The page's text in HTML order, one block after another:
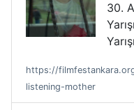
30.
https://
listening-mother